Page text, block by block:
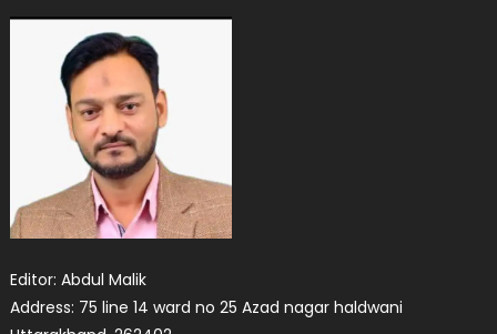
Editor: Abdul Malik
Address: 75 line 14 ward no 25 Azad nagar haldwani